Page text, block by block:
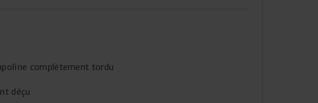
Trampolin verlassen kannst, das sich solide anfühlt und
complètement tordu
déçu